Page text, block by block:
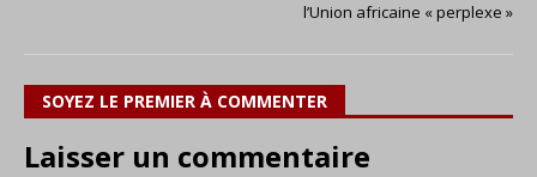
l’Union africaine « perplexe »
SOYEZ LE PREMIER À COMMENTER
Laisser un commentaire